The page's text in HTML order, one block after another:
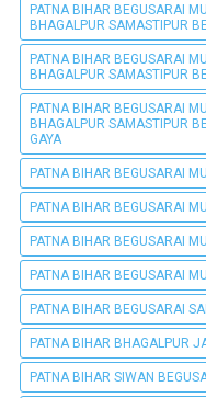
PATNA BIHAR BEGUSARAI
BHAGALPUR SAMASTIPUR
PATNA BIHAR BEGUSARAI
BHAGALPUR SAMASTIPUR
PATNA BIHAR BEGUSARAI
BHAGALPUR SAMASTIPUR
GAYA
PATNA BIHAR BEGUSARAI
PATNA BIHAR BEGUSARAI
PATNA BIHAR BEGUSARAI
PATNA BIHAR BEGUSARAI
PATNA BIHAR BEGUSARAI
PATNA BIHAR BHAGALPUR
PATNA BIHAR SIWAN